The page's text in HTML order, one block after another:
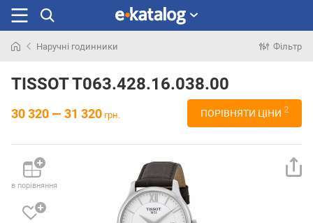
раніше
Наручні годинники Фільтр
TISSOT T063.428.16.038.00
30 320 — 31 320 грн. ПОРІВНЯТИ ЦІНИ 2
в порівняння